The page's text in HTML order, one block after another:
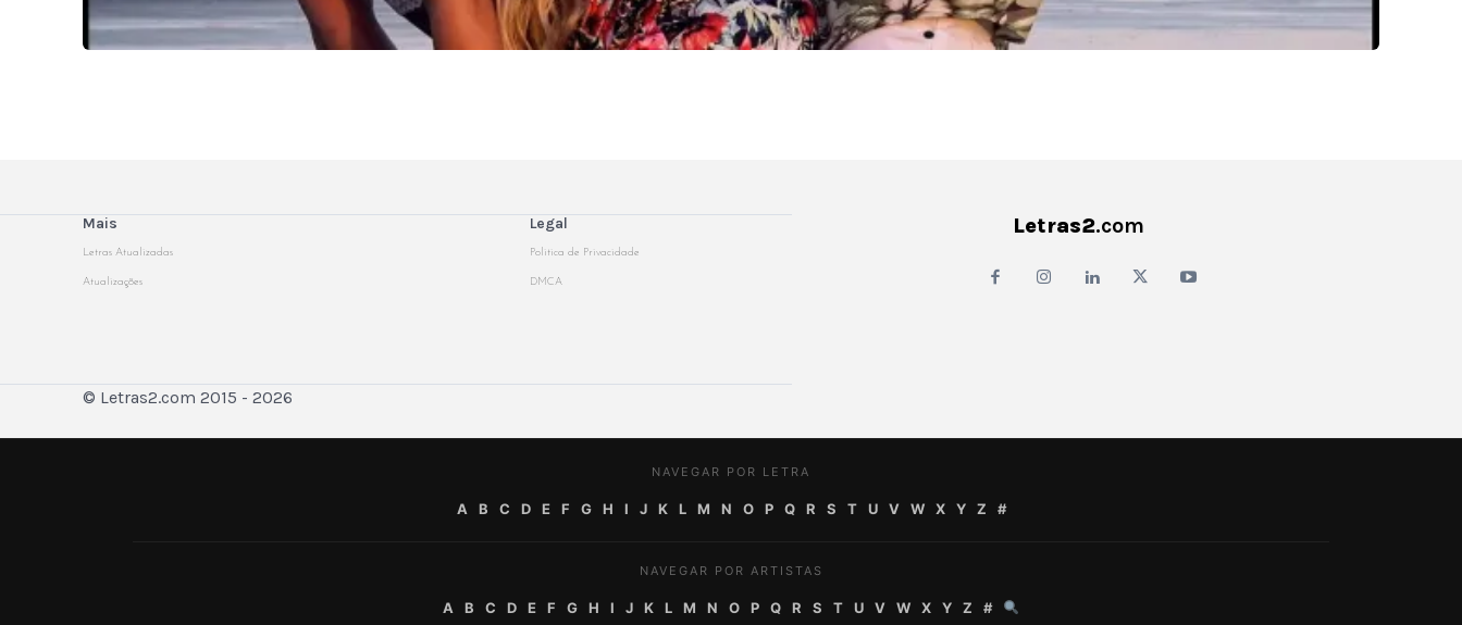
Mais
Letras Atualizadas
Atualizações
Legal
Politica de Privacidade
DMCA
Letras2.com
© Letras2.com 2015 - 2026
NAVEGAR POR LETRA
A B C D E F G H I J K L M N O P Q R S T U V W X Y Z #
NAVEGAR POR ARTISTAS
A B C D E F G H I J K L M N O P Q R S T U V W X Y Z #